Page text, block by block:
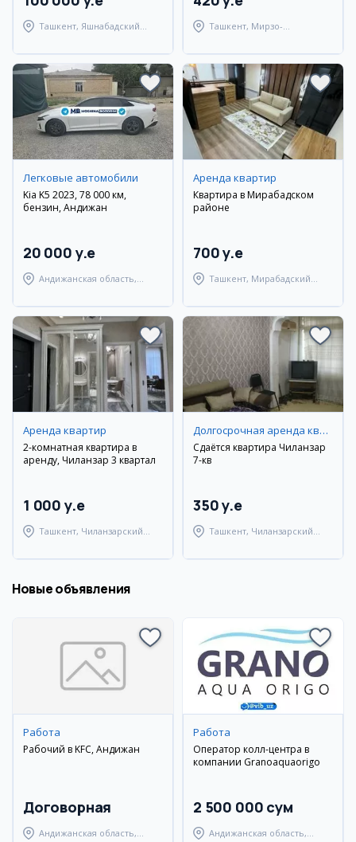
Ташкент, Яшнабадский
Ташкент, Мирзо-
Легковые автомобили
Kia K5 2023, 78 000 км,
бензин, Андижан
20 000 y.e
Андижанская область,
Аренда квартир
Квартира в Мирабадском
районе
700 y.e
Ташкент, Мирабадский
Аренда квартир
2-комнатная квартира в
аренду, Чиланзар 3 квартал
1 000 y.e
Ташкент, Чиланзарский
Долгосрочная аренда квартир
Сдаётся квартира Чиланзар
7-кв
350 y.e
Ташкент, Чиланзарский
Новые объявления
Работа
Рабочий в KFC, Андижан
Договорная
Андижанская область,
Работа
Оператор колл-центра в
компании Granoaquaorigo
2 500 000 сум
Андижанская область,